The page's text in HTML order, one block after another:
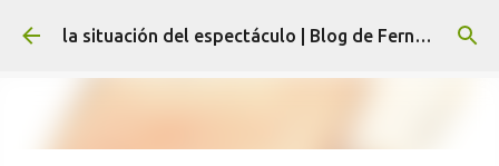
Ir al contenido principal la situación del espectáculo | Blog de Fernando Díaz